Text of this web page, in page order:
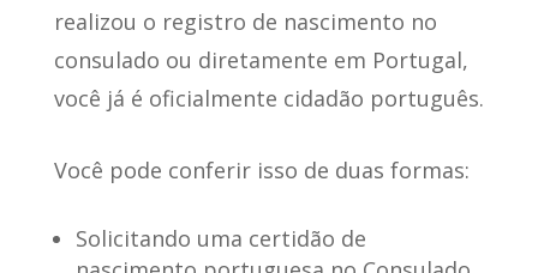
realizou o registro de nascimento no
consulado ou diretamente em Portugal,
você já é oficialmente cidadão português.
Você pode conferir isso de duas formas:
Solicitando uma certidão de